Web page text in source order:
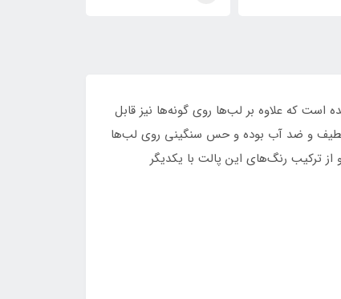
طراحی شده است که علاوه بر لب‌ها روی گونه‌‌ها نیز قابل
لطیف و ضد‌ آب بوده و حس سنگینی روی لب‌ها
ترکیب رنگ‌های این پالت با یکدیگر